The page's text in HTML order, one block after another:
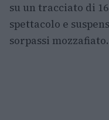
su un tracciato di
spettacolo e
sorpassi mozzafiato.